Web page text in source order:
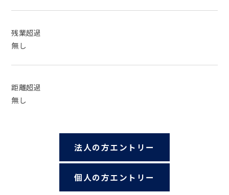
残業超過
無し
距離超過
無し
法人の方エントリー
個人の方エントリー